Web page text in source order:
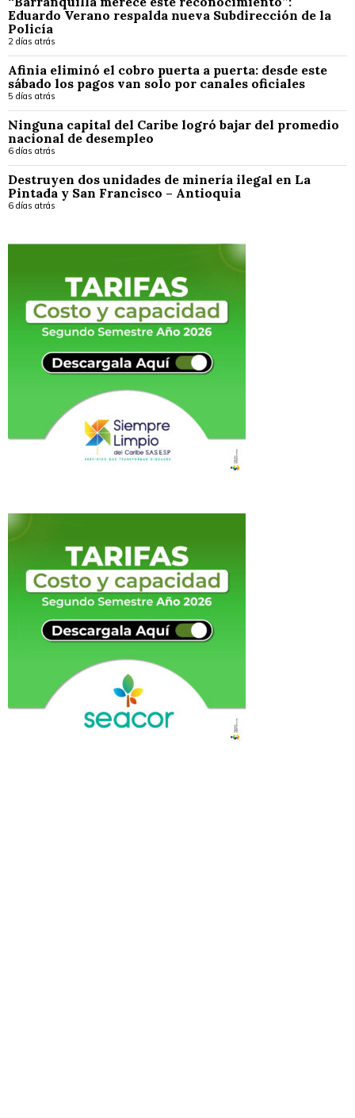
Eduardo Verano respalda nueva Subdirección de la
Policía
2 días atrás
Afinia eliminó el cobro puerta a puerta: desde este
sábado los pagos van solo por canales oficiales
5 días atrás
Ninguna capital del Caribe logró bajar del promedio
nacional de desempleo
6 días atrás
Destruyen dos unidades de minería ilegal en La
Pintada y San Francisco – Antioquia
6 días atrás